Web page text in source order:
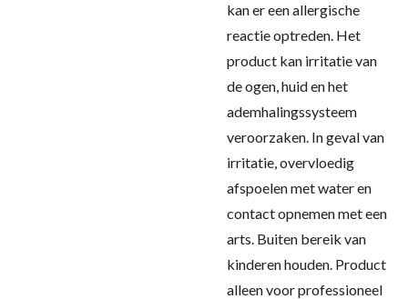
kan er een allergische
reactie optreden. Het
product kan irritatie van
de ogen, huid en het
ademhalingssysteem
veroorzaken. In geval van
irritatie, overvloedig
afspoelen met water en
contact opnemen met een
arts. Buiten bereik van
kinderen houden. Product
alleen voor professioneel